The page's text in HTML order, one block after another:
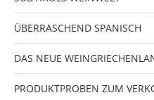
ÜBERRASCHEND SPANISCH
DAS NEUE
PRODUKTPROBEN ZUM